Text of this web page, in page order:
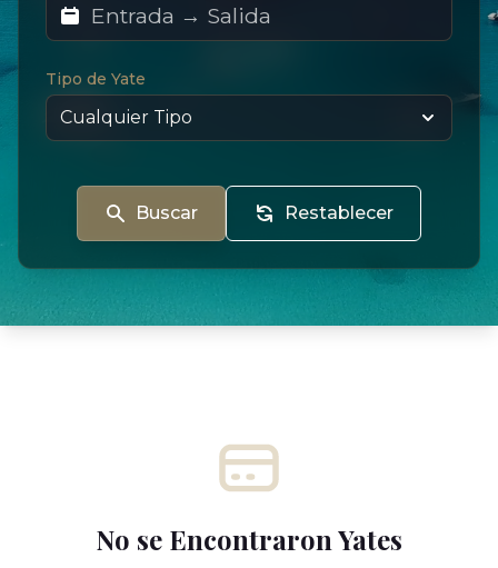
Tipo de Yate
Buscar Restablecer
No se Encontraron Yates